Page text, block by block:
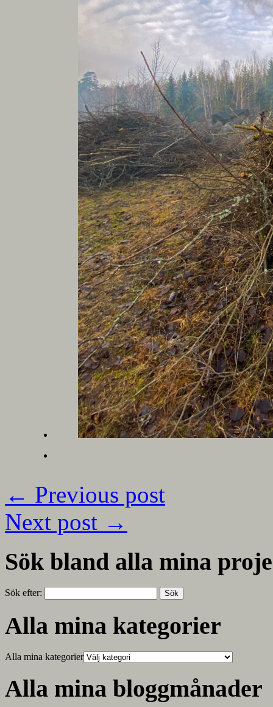
← Previous post
Next post →
Sök bland alla mina
Sök efter:
Alla mina kategorier
Alla mina kategorier
Alla mina bloggmånader